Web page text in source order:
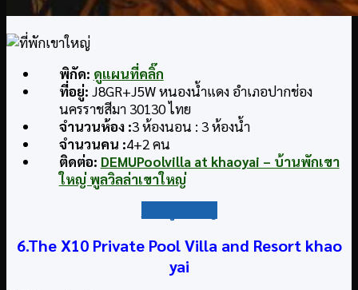
พิกัด: ดูแผนที่คลิ๊ก
ที่อยู่: J8GR+J5W หนองน้ำแดง อำเภอปากช่อง
นครราชสีมา 30130 ไทย
จำนวนห้อง :3 ห้องนอน : 3 ห้องน้ำ
จำนวนคน :4+2 คน
ติดต่อ: DEMUPoolvilla at khaoyai – บ้านพักเขา
ใหญ่ พูลวิลล่าเขาใหญ่
6.The X10 Private Pool Villa and Resort khao
yai